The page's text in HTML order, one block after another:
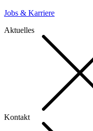
Jobs & Karriere
Aktuelles
Kontakt